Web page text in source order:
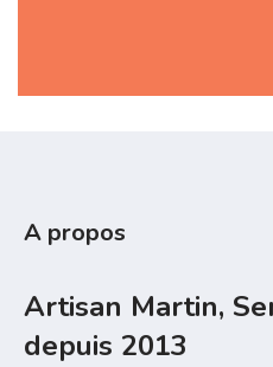
A propos
Artisan Martin,
depuis 2013